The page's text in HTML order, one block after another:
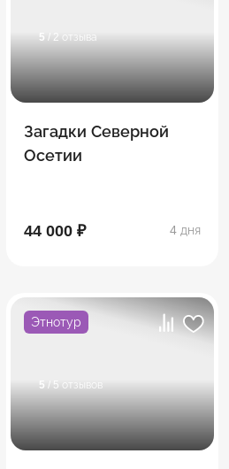
5 / 2 отзыва
Загадки Северной
Осетии
44 000 ₽ 4 дня
Этнотур
5 / 5 отзывов